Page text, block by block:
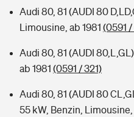
Audi 80, 81 (AUDI 80
Limousine, ab 1981 (0591
Audi 80, 81 (AUDI
ab 1981 (0591 / 321)
Audi 80, 81 (AUDI 80
55 kW, Benzin,